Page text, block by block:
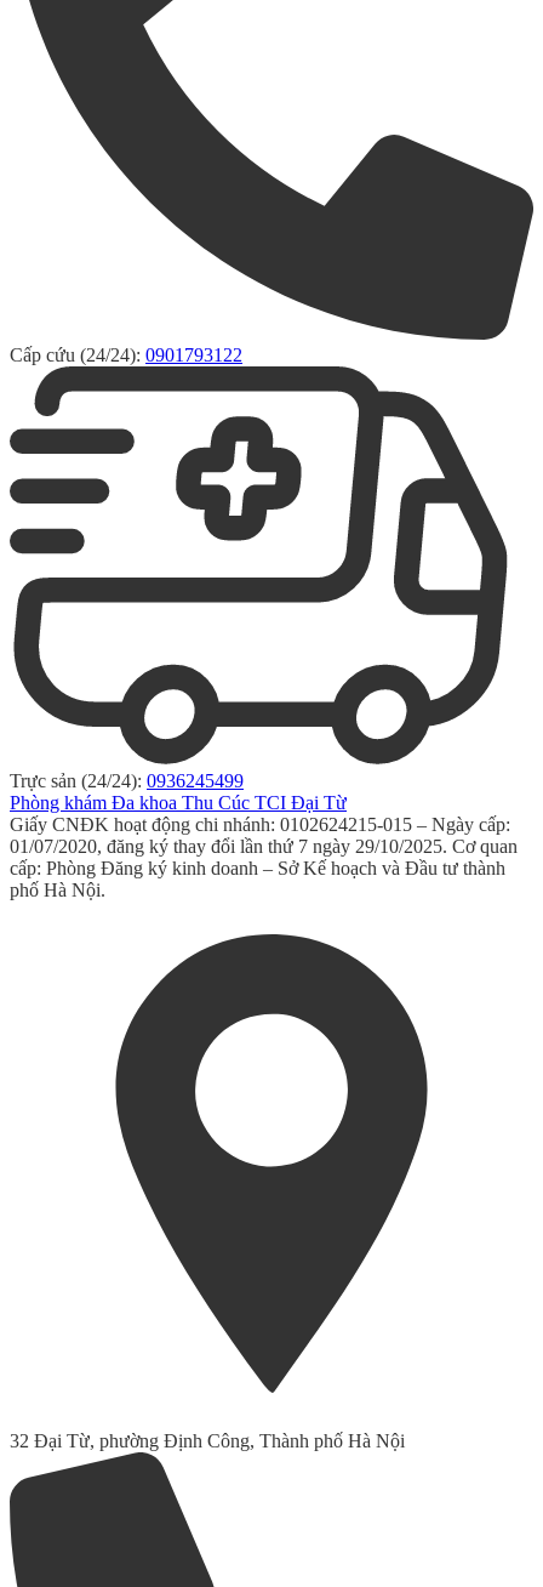
Cấp cứu (24/24): 0901793122
Trực sản (24/24): 0936245499
Phòng khám Đa khoa Thu Cúc TCI Đại Từ
Giấy CNĐK hoạt động chi nhánh: 0102624215-015 – Ngày cấp:
01/07/2020, đăng ký thay đổi lần thứ 7 ngày 29/10/2025. Cơ quan
cấp: Phòng Đăng ký kinh doanh – Sở Kế hoạch và Đầu tư thành
phố Hà Nội.
32 Đại Từ, phường Định Công, Thành phố Hà Nội